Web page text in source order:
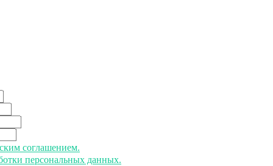
соглашением.
персональных данных.